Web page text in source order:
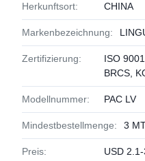
Herkunftsort: CHINA
Markenbezeichnung:
Zertifizierung:
ISO
BRCS,
Modellnummer: PAC LV
Mindestbestellmenge: 3
Preis: USD